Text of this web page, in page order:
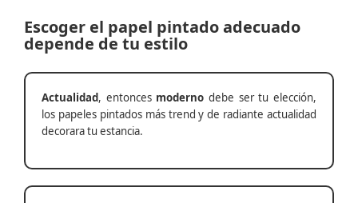
Escoger el papel pintado adecuado
depende de tu estilo
Actualidad, entonces moderno debe ser tu elección,
los papeles pintados más trend y de radiante actualidad
decorara tu estancia.